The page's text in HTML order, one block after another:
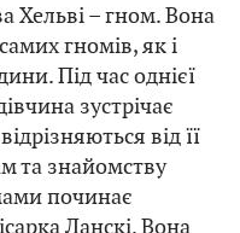
Хельві – гном. Вона
гномів, як і
Під час однієї
зустрічає
від її
та знайомству
починає
Ланскі. Вона